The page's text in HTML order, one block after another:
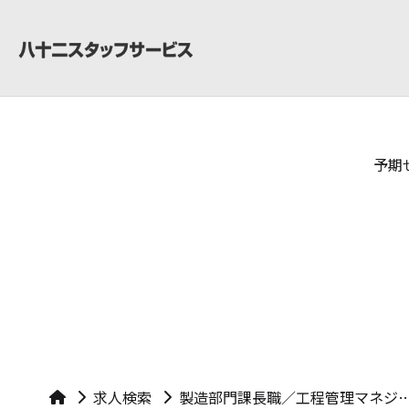
予期
求人検索 製造部門課長職／工程管理マネジメン